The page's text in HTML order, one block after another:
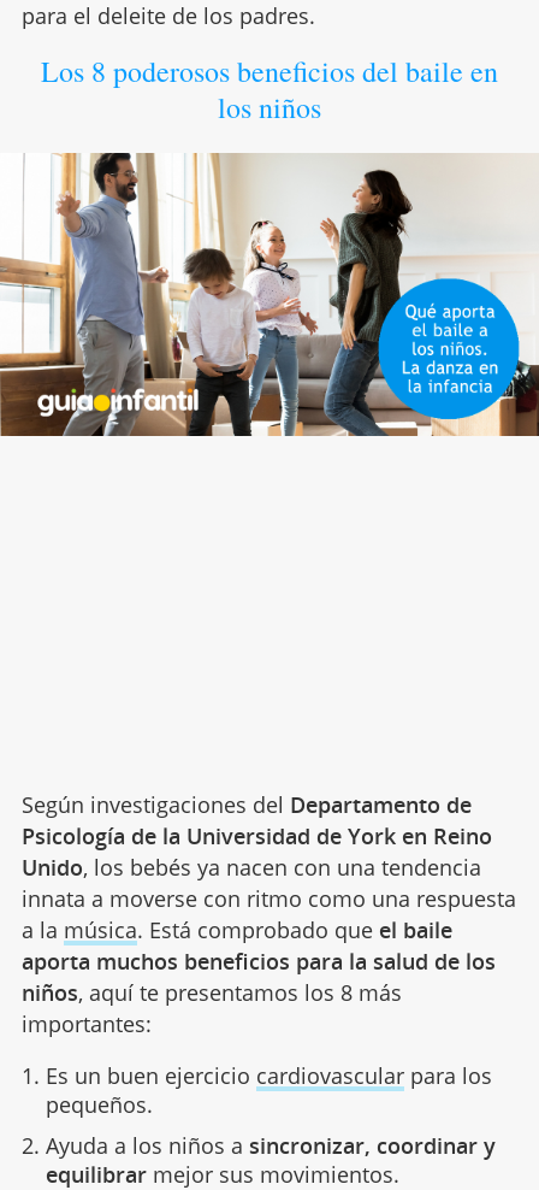
para el deleite de los padres.
Los 8 poderosos beneficios del baile en
los niños
Según investigaciones del Departamento de
Psicología de la Universidad de York en Reino
Unido, los bebés ya nacen con una tendencia
innata a moverse con ritmo como una respuesta
a la música. Está comprobado que el baile
aporta muchos beneficios para la salud de los
niños, aquí te presentamos los 8 más
importantes:
Es un buen ejercicio cardiovascularpara los
pequeños.
Ayuda a los niños a sincronizar, coordinar y
equilibrarmejor sus movimientos.